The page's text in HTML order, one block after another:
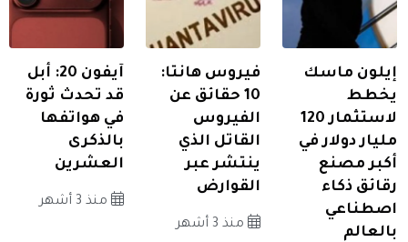
إيلون ماسك
يخطط
لاستثمار 120
مليار دولار في
أكبر مصنع
رقائق ذكاء
اصطناعي
بالعالم
فيروس هانتا:
10 حقائق عن
الفيروس
القاتل الذي
ينتشر عبر
القوارض
منذ 3 أشهر
آيفون 20: أبل
قد تحدث ثورة
في هواتفها
بالذكرى
العشرين
منذ 3 أشهر